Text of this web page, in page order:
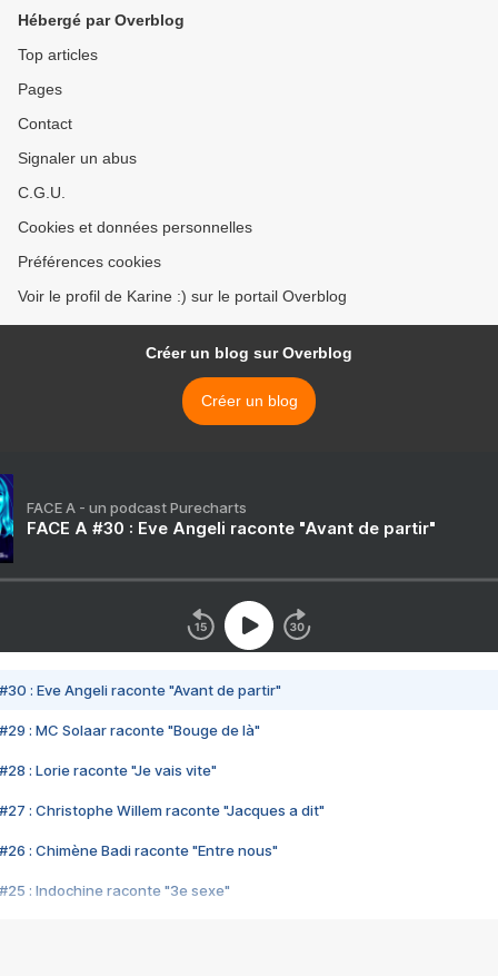
Hébergé par Overblog
Top articles
Pages
Contact
Signaler un abus
C.G.U.
Cookies et données personnelles
Préférences cookies
Voir le profil de Karine :) sur le portail Overblog
Créer un blog sur Overblog
Créer un blog
FACE A - un podcast Purecharts
FACE A #30 : Eve Angeli raconte "Avant de partir"
#30 : Eve Angeli raconte "Avant de partir"
#29 : MC Solaar raconte "Bouge de là"
#28 : Lorie raconte "Je vais vite"
#27 : Christophe Willem raconte "Jacques a dit"
#26 : Chimène Badi raconte "Entre nous"
#25 : Indochine raconte "3e sexe"